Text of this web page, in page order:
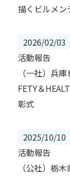
描くビルメン
2026/02/03
活動報告
（一社）兵
FETY＆
彰式
2025/10/10
活動報告
（公社）栃